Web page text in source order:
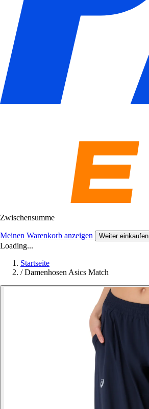
Zwischensumme
Meinen Warenkorb anzeigen Weiter einkaufen
Loading...
Startseite
/ Damenhosen Asics Match